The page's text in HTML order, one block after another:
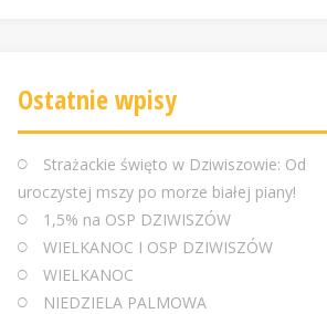
Ostatnie wpisy
Strażackie święto w Dziwiszowie: Od
uroczystej mszy po morze białej piany!
1,5% na OSP DZIWISZÓW
WIELKANOC I OSP DZIWISZÓW
WIELKANOC
NIEDZIELA PALMOWA